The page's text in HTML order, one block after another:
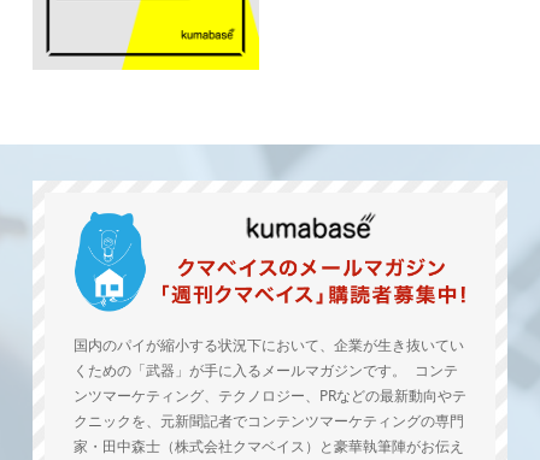
国内のパイが縮小する状況下において、企業が生き抜いてい
くための「武器」が手に入るメールマガジンです。 コンテ
ンツマーケティング、テクノロジー、PRなどの最新動向やテ
クニックを、元新聞記者でコンテンツマーケティングの専門
家・田中森士（株式会社クマベイス）と豪華執筆陣がお伝え